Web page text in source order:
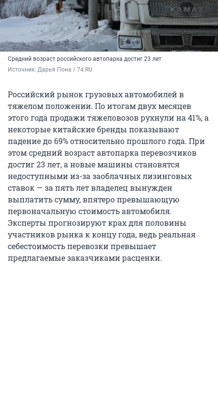
Средний возраст российского автопарка достиг 23 лет
Источник: Дарья Пона / 74.RU
Российский рынок грузовых автомобилей в
тяжелом положении. По итогам двух месяцев
этого года продажи тяжеловозов рухнули на 41%, а
некоторые китайские бренды показывают
падение до 69% относительно прошлого года. При
этом средний возраст автопарка перевозчиков
достиг 23 лет, а новые машины становятся
недоступными из-за заоблачных лизинговых
ставок — за пять лет владелец вынужден
выплатить сумму, впятеро превышающую
первоначальную стоимость автомобиля.
Эксперты прогнозируют крах для половины
участников рынка к концу года, ведь реальная
себестоимость перевозки превышает
предлагаемые заказчиками расценки.